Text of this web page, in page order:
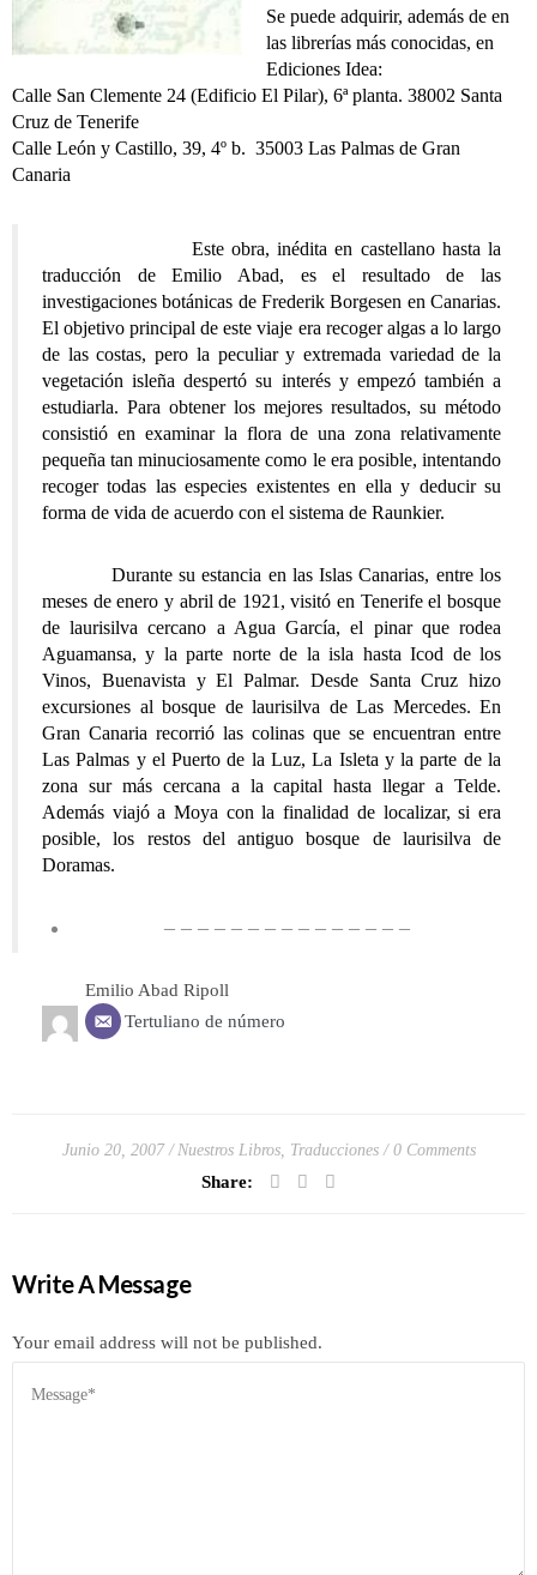
Se puede adquirir, además de en
las librerías más conocidas, en
Ediciones Idea:
Calle San Clemente 24 (Edificio El Pilar), 6ª planta. 38002 Santa
Cruz de Tenerife
Calle León y Castillo, 39, 4º b. 35003 Las Palmas de Gran
Canaria
Este obra, inédita en castellano hasta la
traducción de Emilio Abad, es el resultado de las
investigaciones botánicas de Frederik Borgesen en Canarias.
El objetivo principal de este viaje era recoger algas a lo largo
de las costas, pero la peculiar y extremada variedad de la
vegetación isleña despertó su interés y empezó también a
estudiarla. Para obtener los mejores resultados, su método
consistió en examinar la flora de una zona relativamente
pequeña tan minuciosamente como le era posible, intentando
recoger todas las especies existentes en ella y deducir su
forma de vida de acuerdo con el sistema de Raunkier.
Durante su estancia en las Islas Canarias, entre los
meses de enero y abril de 1921, visitó en Tenerife el bosque
de laurisilva cercano a Agua García, el pinar que rodea
Aguamansa, y la parte norte de la isla hasta Icod de los
Vinos, Buenavista y El Palmar. Desde Santa Cruz hizo
excursiones al bosque de laurisilva de Las Mercedes. En
Gran Canaria recorrió las colinas que se encuentran entre
Las Palmas y el Puerto de la Luz, La Isleta y la parte de la
zona sur más cercana a la capital hasta llegar a Telde.
Además viajó a Moya con la finalidad de localizar, si era
posible, los restos del antiguo bosque de laurisilva de
Doramas.
– – – – – – – – – – – – – – –
Emilio Abad Ripoll
Tertuliano de número
Junio 20, 2007 Nuestros Libros, Traducciones 0 Comments
Share:
Write A Message
Your email address will not be published.